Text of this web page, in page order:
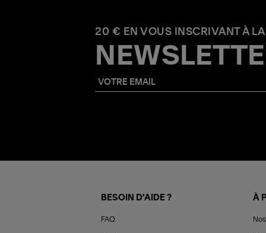
20 € EN VOUS INSCRIVANT À LA
BESOIN D'AIDE ?
FAQ
À